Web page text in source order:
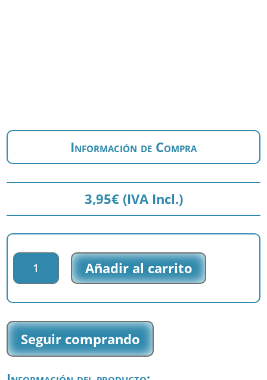
Información de Compra
3,95€ (IVA Incl.)
Parche
bordado
Pirate
Animals
Ballena
(8212_02)
Añadir al carrito
Seguir comprando